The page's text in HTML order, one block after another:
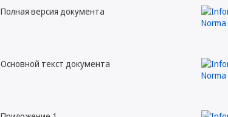
Полная версия документа
Основной текст документа